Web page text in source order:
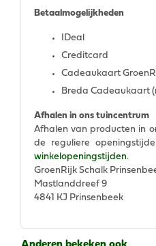
Betaalmogelijkheden
IDeal
Creditcard
Cadeaukaart
Breda Cadeaukaart
Afhalen in ons tuincentrum
Afhalen van producten in
de reguliere
winkelopeningstijden.
GroenRijk Schalk
Mastlanddreef 9
4841 KJ Prinsenbeek